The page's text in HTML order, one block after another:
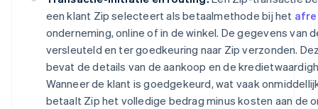
een klant Zip selecteert als betaalmethode bij het
onderneming, online of in de winkel. De gegevens van
versleuteld en ter goedkeuring naar Zip verzonden.
bevat de details van de aankoop en de
Wanneer de klant is goedgekeurd, wat vaak
betaalt Zip het volledige bedrag minus kosten aan de